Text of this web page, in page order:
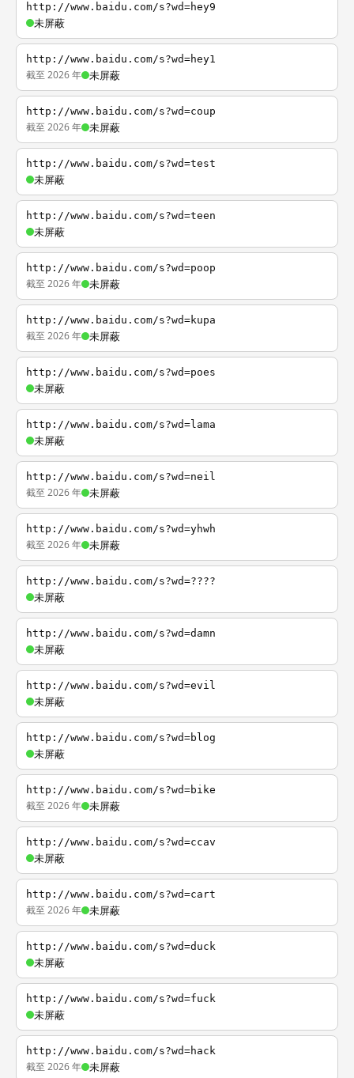
http://www.baidu.com/s?wd=hey9
未屏蔽
http://www.baidu.com/s?wd=hey1
截至 2026 年 未屏蔽
http://www.baidu.com/s?wd=coup
截至 2026 年 未屏蔽
http://www.baidu.com/s?wd=test
未屏蔽
http://www.baidu.com/s?wd=teen
未屏蔽
http://www.baidu.com/s?wd=poop
截至 2026 年 未屏蔽
http://www.baidu.com/s?wd=kupa
截至 2026 年 未屏蔽
http://www.baidu.com/s?wd=poes
未屏蔽
http://www.baidu.com/s?wd=lama
未屏蔽
http://www.baidu.com/s?wd=neil
截至 2026 年 未屏蔽
http://www.baidu.com/s?wd=yhwh
截至 2026 年 未屏蔽
http://www.baidu.com/s?wd=????
未屏蔽
http://www.baidu.com/s?wd=damn
未屏蔽
http://www.baidu.com/s?wd=evil
未屏蔽
http://www.baidu.com/s?wd=blog
未屏蔽
http://www.baidu.com/s?wd=bike
截至 2026 年 未屏蔽
http://www.baidu.com/s?wd=ccav
未屏蔽
http://www.baidu.com/s?wd=cart
截至 2026 年 未屏蔽
http://www.baidu.com/s?wd=duck
未屏蔽
http://www.baidu.com/s?wd=fuck
未屏蔽
http://www.baidu.com/s?wd=hack
截至 2026 年 未屏蔽